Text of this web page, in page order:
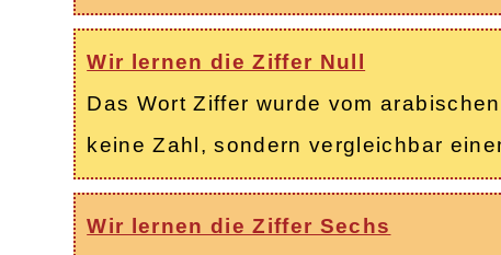
Wir lernen die Ziffer Null
Das Wort Ziffer wurde vom
keine Zahl, sondern vergleichbar
Wir lernen die Ziffer Sechs